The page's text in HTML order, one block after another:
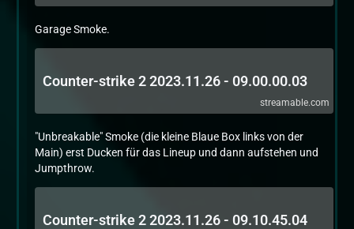
Garage Smoke.
Counter-strike 2 2023.11.26 - 09.00.00.03
streamable.com
"Unbreakable" Smoke (die kleine Blaue Box links von der
Main) erst Ducken für das Lineup und dann aufstehen und
Jumpthrow.
Counter-strike 2 2023.11.26 - 09.10.45.04